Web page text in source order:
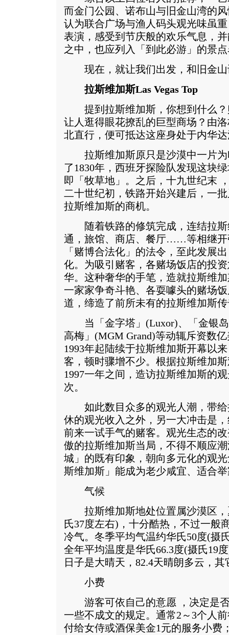
而金门公园、诺布山与旧金山湾的
认为联合广场与渔人码头观光味虽
表演，感受到节庆般的欢乐气息，
之中，也应列入「到此必游」的景
现在，就让我们出发，和旧金山
拉斯维加斯Las Vegas Top
提到拉斯维加斯，你想到什么？
让人逛得眼花撩乱的巨型商场？由
北直行，便可抵达这座身处于内华
拉斯维加斯原只是沙漠中一片为
了1830年，西班牙探险队发现这块
即「牧草地」。之后，十九世纪末
二十世纪初，铁路开始兴建后，一
拉斯维加斯的商机。
随着铁路的修筑完成，连结拉斯
通，旅馆、商店、餐厅……等相继开
「赌博合法化」的法令，至此发展
化。为吸引赌客，各赌场饭店的投
华。这种奢华的手笔，造就拉斯维
一家家争奇斗艳、各耍噱头的赌场
道，缔造了前所未有的拉斯维加斯
当「金字塔」(Luxor)、「金银岛
高梅」(MGM Grand)等动辄斥资数
1993年起陆续于拉斯维加斯开幕以
客，顿时骤增不少。根据拉斯维加
1997一年之间，造访拉斯维加斯的
次。
如此数目众多的观光人潮，带给
休的观光收入之外，另一大冲击是
前来一试手气的赌客。观光生态的
傲的拉斯维加斯当局，不得不顺应
城」的既有印象，朝向多元化的观
斯维加斯」能成为老少咸宜、适合
气候
拉斯维加斯地处位置属沙漠区，
氏37度左右)，十分酷热，不过一般
冷气。冬季平均气温约华氏50度(摄
全年平均温度是华氏66.3度(摄氏19
日子是大晴天，82.4天晴朗多云，
小费
游客可依自己的意愿 ，决定是否
一些不成文的规定。通常2～3个人
付给女侍或酒保美金1元的服务小费